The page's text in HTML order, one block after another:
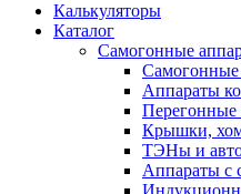
Калькуляторы
Каталог
Самогонные
Самогонные
Аппараты
Перегонные
Крышки,
ТЭНы и
Аппараты с